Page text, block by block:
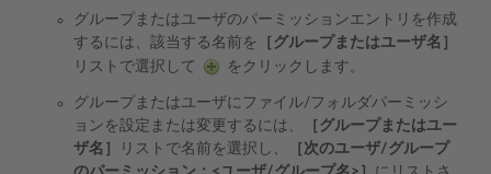
グループまたはユーザのパーミッションエントリを作成
するには、該当する名前を ［グループまたはユーザ名］
リストで選択して
をクリックします。
グループまたはユーザにファイル/フォルダパーミッシ
ョンを設定または変更するには、
［グループまたはユー
ザ名］
リストで名前を選択し、
［次のユーザ/グループ